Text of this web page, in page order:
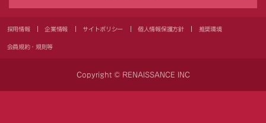
採用情報 企業情報 サイトポリシー 個人情報保護方針 推奨環境
会員規約・規則等
Copyright © RENAISSANCE INC